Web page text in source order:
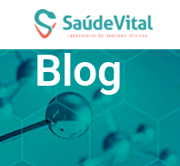
Blog